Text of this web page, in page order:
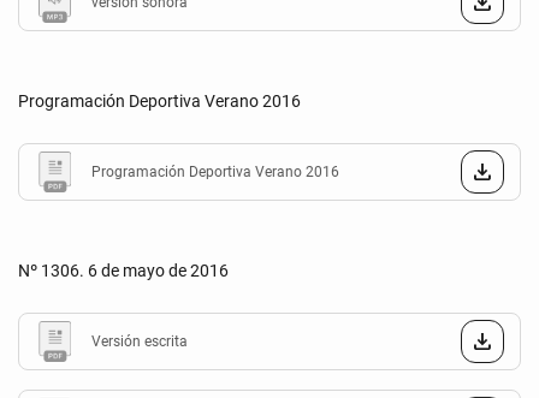
Programación Deportiva Verano 2016
Programación Deportiva Verano 2016
Nº 1306. 6 de mayo de 2016
Versión escrita